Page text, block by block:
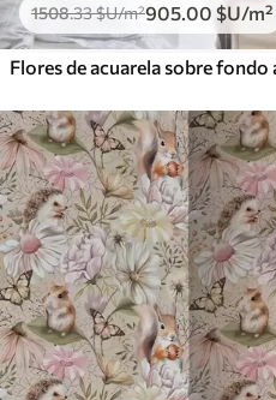
1508.33$U/m²905.00 $U/m²